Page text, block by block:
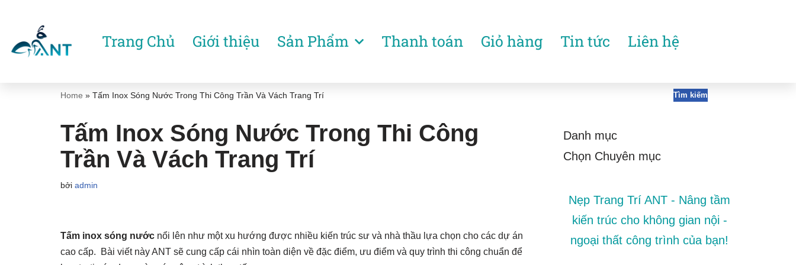
Chuyển
tới
Trang Chủ Giới thiệu Sản Phẩm Thanh toán Giỏ hàng Tin tức Liên hệ
Home » Tấm Inox Sóng Nước Trong Thi Công Trần Và Vách Trang Trí
Tấm Inox Sóng Nước Trong Thi Công
Trần Và Vách Trang Trí
bởi admin
Tấm inox sóng nước nổi lên như một xu hướng được nhiều kiến trúc sư và nhà thầu lựa chọn cho các dự án
cao cấp. Bài viết này ANT sẽ cung cấp cái nhìn toàn diện về đặc điểm, ưu điểm và quy trình thi công chuẩn để
Tìm kiếm
Danh mục
Nẹp Trang Trí ANT - Nâng tầm
kiến trúc cho không gian nội -
ngoại thất công trình của bạn!